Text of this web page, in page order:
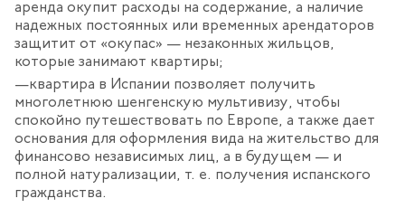
аренда окупит расходы на содержание, а наличие
надежных постоянных или временных арендаторов
защитит от «окупас» — незаконных жильцов,
которые занимают квартиры;
квартира в Испании позволяет получить
многолетнюю шенгенскую мультивизу, чтобы
спокойно путешествовать по Европе, а также дает
основания для оформления вида на жительство для
финансово независимых лиц, а в будущем — и
полной натурализации, т. е. получения испанского
гражданства.